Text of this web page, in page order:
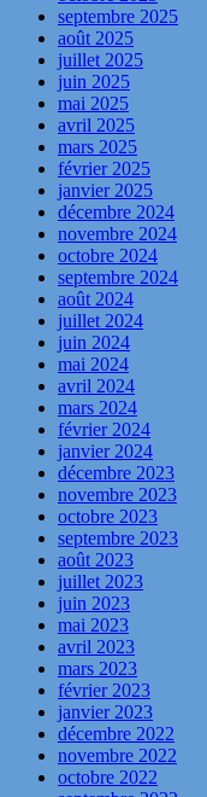
septembre 2025
août 2025
juillet 2025
juin 2025
mai 2025
avril 2025
mars 2025
février 2025
janvier 2025
décembre 2024
novembre 2024
octobre 2024
septembre 2024
août 2024
juillet 2024
juin 2024
mai 2024
avril 2024
mars 2024
février 2024
janvier 2024
décembre 2023
novembre 2023
octobre 2023
septembre 2023
août 2023
juillet 2023
juin 2023
mai 2023
avril 2023
mars 2023
février 2023
janvier 2023
décembre 2022
novembre 2022
octobre 2022